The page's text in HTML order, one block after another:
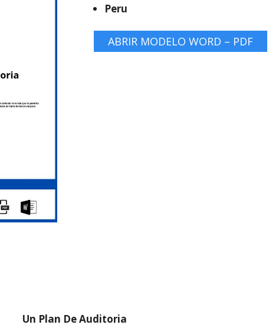
Peru
ABRIR MODELO WORD – PDF
Un Plan De Auditoria